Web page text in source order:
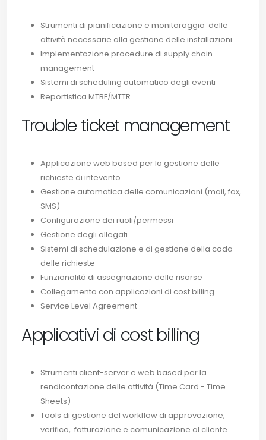
Strumenti di pianificazione e monitoraggio delle
attività necessarie alla gestione delle installazioni
Implementazione procedure di supply chain
management
Sistemi di scheduling automatico degli eventi
Reportistica MTBF/MTTR
Trouble ticket management
Applicazione web based per la gestione delle
richieste di intevento
Gestione automatica delle comunicazioni (mail, fax,
SMS)
Configurazione dei ruoli/permessi
Gestione degli allegati
Sistemi di schedulazione e di gestione della coda
delle richieste
Funzionalità di assegnazione delle risorse
Collegamento con applicazioni di cost billing
Service Level Agreement
Applicativi di cost billing
Strumenti client-server e web based per la
rendicontazione delle attività (Time Card - Time
Sheets)
Tools di gestione del workflow di approvazione,
verifica, fatturazione e comunicazione al cliente